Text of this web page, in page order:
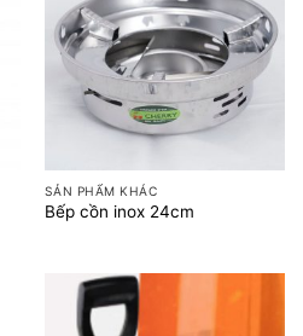
SẢN PHẨM KHÁC
Bếp cồn inox 24cm